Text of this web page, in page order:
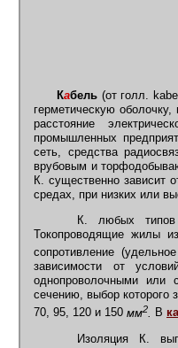
Кабель (от голл.
герметическую
расстояние
промышленных
сеть, средства
врубовым и
К. существенно зависит
средах, при низких или
К. любых типов
Токопроводящие жилы
сопротивление
зависимости от
однопроволочными или
сечению, выбор которого
70, 95, 120 и 150 мм2 В
Изоляция К.